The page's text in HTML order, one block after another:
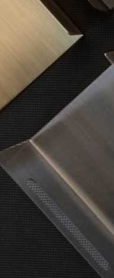
пространства
коробки шириной
и позволяет изменять
быстрого извлечения и
различных помещениях